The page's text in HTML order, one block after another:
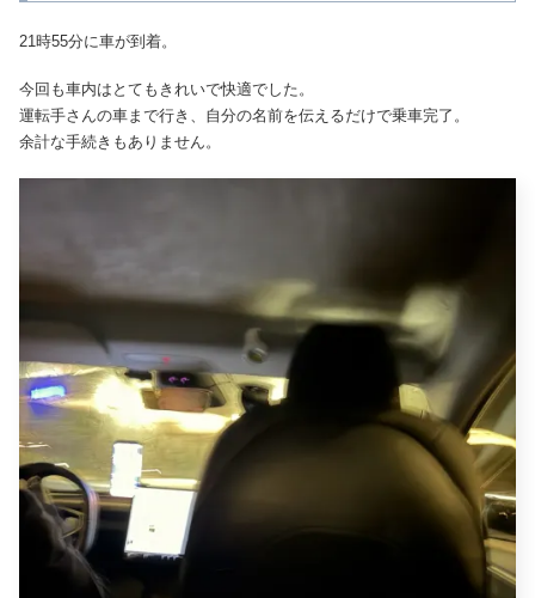
21時55分に車が到着。
今回も車内はとてもきれいで快適でした。
運転手さんの車まで行き、自分の名前を伝えるだけで乗車完了。
余計な手続きもありません。